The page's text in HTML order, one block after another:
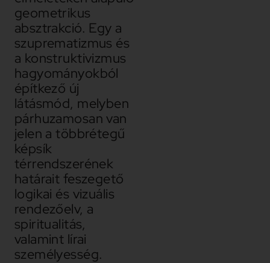
geometrikus
absztrakció. Egy a
szuprematizmus és
a konstruktivizmus
hagyományokból
építkező új
látásmód, melyben
párhuzamosan van
jelen a többrétegű
képsík
térrendszerének
határait feszegető
logikai és vizuális
rendezőelv, a
spiritualitás,
valamint lírai
személyesség.